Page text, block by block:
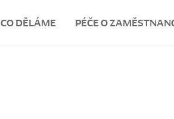
CO DĚLÁME PÉČE O